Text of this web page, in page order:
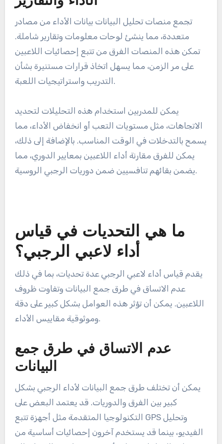
القوة ومجالات التحسين. تعتبر هذه الطريقة فعالة
بشكل خاص في تطوير استراتيجيات اللعبة وتعزيز
المهارات الفردية من خلال التعلم البصري.
منصات تحليل البيانات: لوحات
الأداء والتقارير
تجمع منصات تحليل البيانات بيانات الأداء من مصادر
متعددة، مما ينشئ لوحات معلومات وتقارير شاملة.
تمكن هذه المنصات الفرق من تتبع إحصائيات اللاعبين
على مر الزمن، مما يسهل اتخاذ قرارات مستنيرة بشأن
يسمح بالتدخلات في الوقت المناسب. بالإضافة إلى ذلك،
يمكن للفرق مقارنة أداء اللاعبين بمعايير الدوري، مما
ما هي التحديات في قياس
أداء لاعبي الرجبي؟
يقدم قياس أداء لاعبي الرجبي عدة تحديات، بما في ذلك
عدم الاتساق في طرق جمع البيانات وتفاوت ظروف
اللاعبين. يمكن أن تؤثر هذه العوامل بشكل كبير على دقة
وموثوقية مقاييس الأداء.
عدم الاتساق في طرق جمع